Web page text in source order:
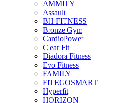
AMMITY
Assault
BH FITNESS
Bronze Gym
CardioPower
Clear Fit
Diadora Fitness
Evo Fitness
FAMILY
FITEGOSMART
Hyperfit
HORIZON